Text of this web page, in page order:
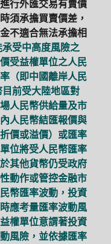
行外匯交易有賣價
須承擔買賣價差，
不適合無法承擔相
受中高度風險之
受益權單位之人民
（即中國離岸人民
前受大陸地區對
人民幣供給量及市
人民幣結匯報價與
價或溢價）或匯率
位將受人民幣匯率
其他貨幣仍受政府
動作或管控金融市
幣匯率波動，投資
應考量匯率波動風
權單位意謂著投資
風險，並依據匯率